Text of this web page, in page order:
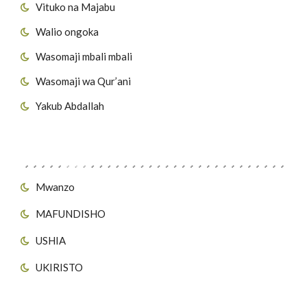
Vituko na Majabu
Walio ongoka
Wasomaji mbali mbali
Wasomaji wa Qur’ani
Yakub Abdallah
Mwanzo
MAFUNDISHO
USHIA
UKIRISTO